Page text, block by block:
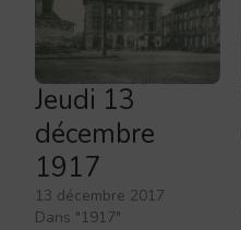
Jeudi 13
décembre
1917
13 décembre 2017
Dans "1917"